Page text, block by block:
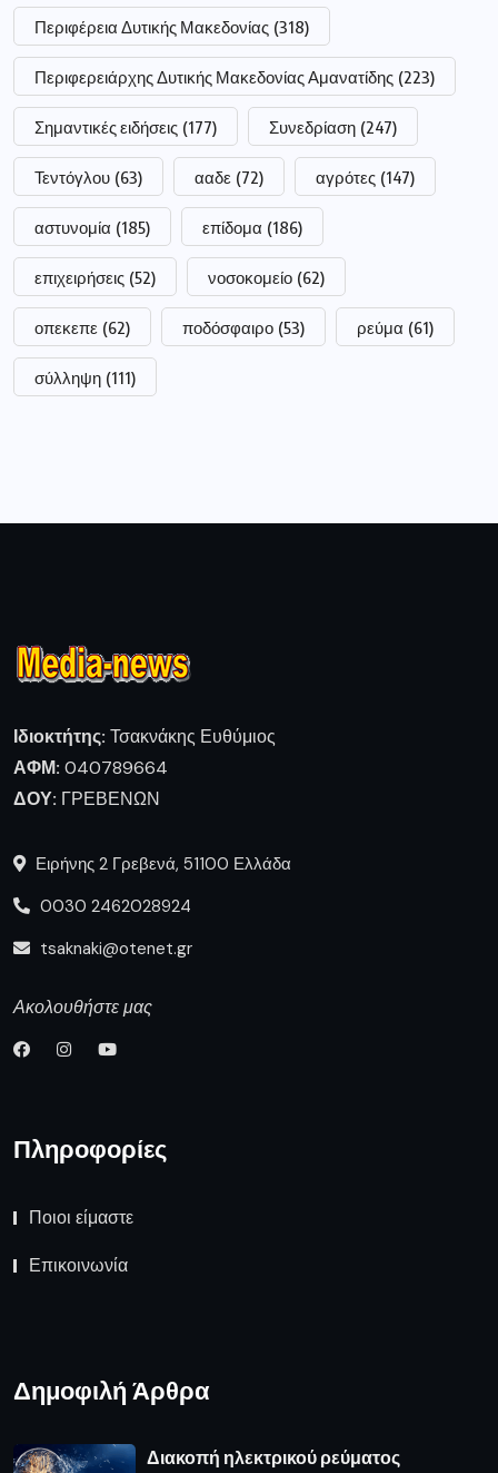
Περιφέρεια Δυτικής Μακεδονίας (318)
Περιφερειάρχης Δυτικής Μακεδονίας Αμανατίδης (223)
Σημαντικές ειδήσεις (177) Συνεδρίαση (247)
Τεντόγλου (63) ααδε (72) αγρότες (147)
αστυνομία (185) επίδομα (186)
επιχειρήσεις (52) νοσοκομείο (62)
οπεκεπε (62) ποδόσφαιρο (53) ρεύμα (61)
σύλληψη (111)
Ιδιοκτήτης: Τσακνάκης Ευθύμιος
ΑΦΜ: 040789664
ΔΟΥ: ΓΡΕΒΕΝΩΝ
Ειρήνης 2 Γρεβενά, 51100 Ελλάδα
0030 2462028924
tsaknaki@otenet.gr
Ακολουθήστε μας
Πληροφορίες
Ποιοι είμαστε
Επικοινωνία
Δημοφιλή Άρθρα
Διακοπή ηλεκτρικού ρεύματος